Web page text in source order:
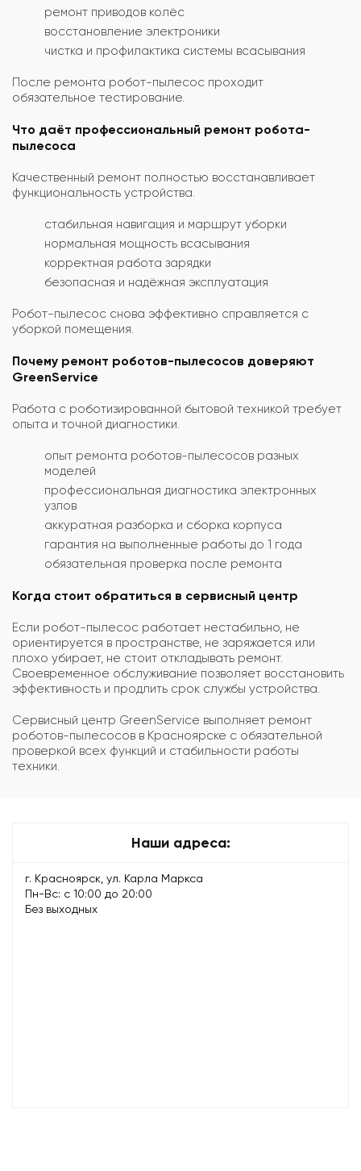
ремонт приводов колёс
восстановление электроники
чистка и профилактика системы всасывания
После ремонта робот-пылесос проходит
обязательное тестирование.
Что даёт профессиональный ремонт робота-
пылесоса
Качественный ремонт полностью восстанавливает
функциональность устройства.
стабильная навигация и маршрут уборки
нормальная мощность всасывания
корректная работа зарядки
безопасная и надёжная эксплуатация
Робот-пылесос снова эффективно справляется с
уборкой помещения.
Почему ремонт роботов-пылесосов доверяют
GreenService
Работа с роботизированной бытовой техникой требует
опыта и точной диагностики.
опыт ремонта роботов-пылесосов разных
моделей
профессиональная диагностика электронных
узлов
аккуратная разборка и сборка корпуса
гарантия на выполненные работы до 1 года
обязательная проверка после ремонта
Когда стоит обратиться в сервисный центр
Если робот-пылесос работает нестабильно, не
ориентируется в пространстве, не заряжается или
плохо убирает, не стоит откладывать ремонт.
Своевременное обслуживание позволяет восстановить
эффективность и продлить срок службы устройства.
Сервисный центр GreenService выполняет ремонт
роботов-пылесосов в Красноярске с обязательной
проверкой всех функций и стабильности работы
техники.
Наши адреса:
г. Красноярск, ул. Карла Маркса
Пн-Вс: с 10:00 до 20:00
Без выходных